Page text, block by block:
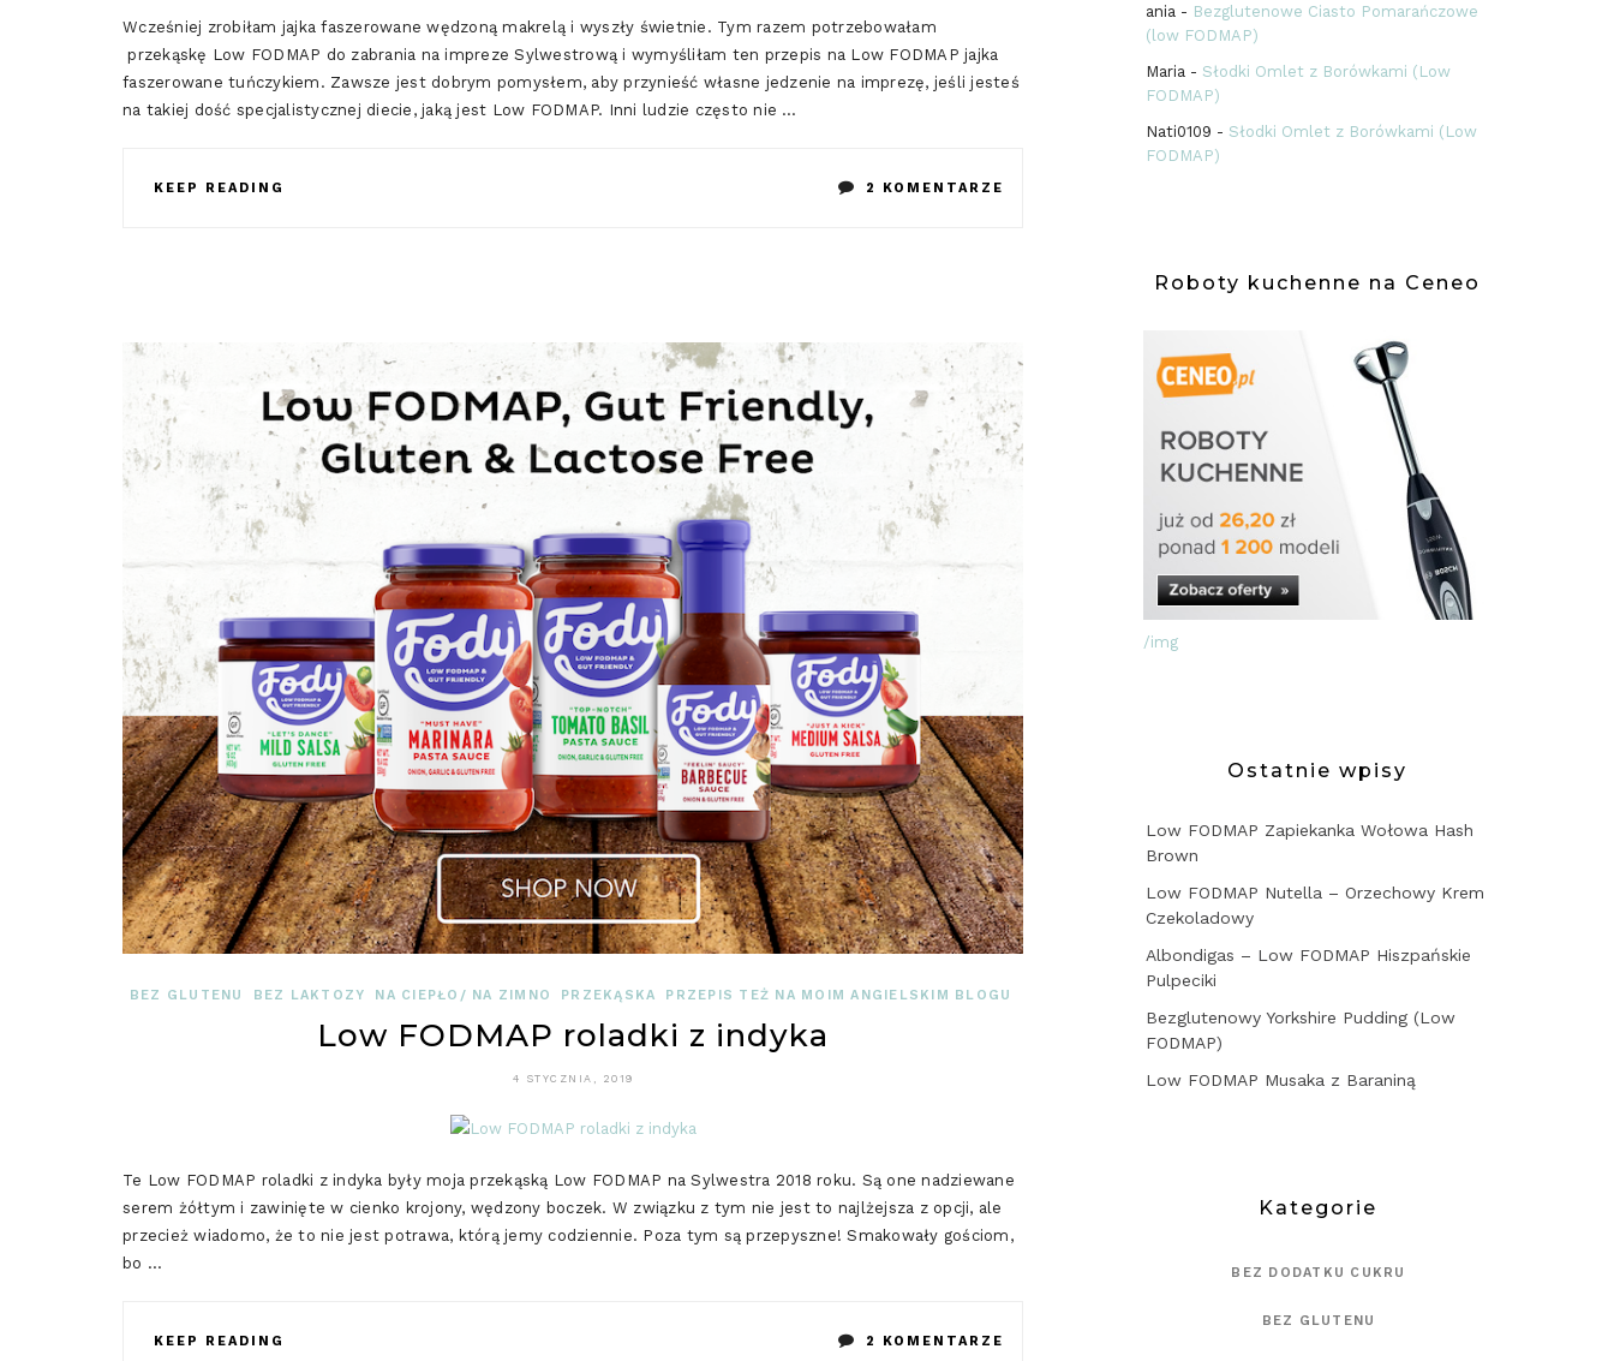
Wcześniej zrobiłam jajka faszerowane wędzoną makrelą i wyszły świetnie. Tym razem potrzebowałam
przekąskę Low FODMAP do zabrania na impreze Sylwestrową i wymyśliłam ten przepis na Low FODMAP jajka
faszerowane tuńczykiem. Zawsze jest dobrym pomysłem, aby przynieść własne jedzenie na imprezę, jeśli jesteś
na takiej dość specjalistycznej diecie, jaką jest Low FODMAP. Inni ludzie często nie …
KEEP READING 2 KOMENTARZE
TUŃCZYKIEM
BEZ GLUTENU BEZ LAKTOZY NA CIEPŁO/ NA ZIMNO PRZEKĄSKA PRZEPIS TEŻ NA MOIM ANGIELSKIM BLOGU
Low FODMAP roladki z indyka
4 STYCZNIA, 2019
Te Low FODMAP roladki z indyka były moja przekąską Low FODMAP na Sylwestra 2018 roku. Są one nadziewane
serem żółtym i zawinięte w cienko krojony, wędzony boczek. W związku z tym nie jest to najlżejsza z opcji, ale
przecież wiadomo, że to nie jest potrawa, którą jemy codziennie. Poza tym są przepyszne! Smakowały gościom,
bo …
KEEP READING 2 KOMENTARZE
ania - Bezglutenowe Ciasto Pomarańczowe
(low FODMAP)
Maria - Słodki Omlet z Borówkami (Low
FODMAP)
Nati0109 - Słodki Omlet z Borówkami (Low
FODMAP)
Roboty kuchenne na Ceneo
/img
Ostatnie wpisy
Low FODMAP Zapiekanka Wołowa Hash
Brown
Low FODMAP Nutella – Orzechowy Krem
Czekoladowy
Albondigas – Low FODMAP Hiszpańskie
Pulpeciki
Bezglutenowy Yorkshire Pudding (Low
FODMAP)
Low FODMAP Musaka z Baraniną
Kategorie
BEZ DODATKU CUKRU
BEZ GLUTENU